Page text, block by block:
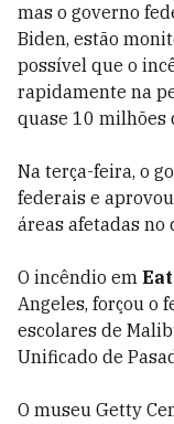
mas o governo
Biden, estão
possível que o
rapidamente na
quase 10 milhões
Na terça-feira, o
federais e
áreas afetadas no
O incêndio em
Angeles, forçou o
escolares de
Unificado de
O museu Getty